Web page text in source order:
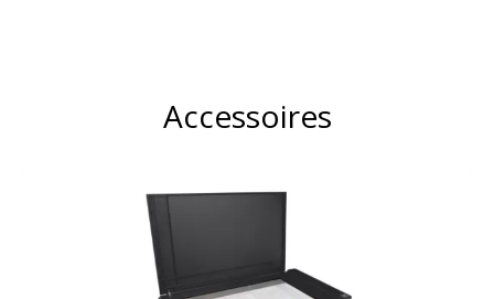
Accessoires